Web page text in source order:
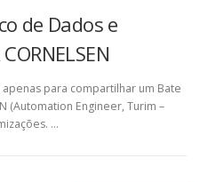
de Dados e
para compartilhar um Bate
(Automation Engineer, Turim –
…